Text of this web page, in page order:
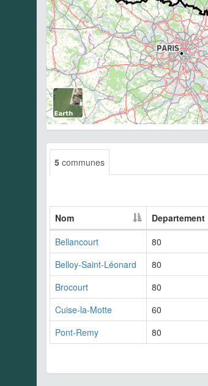
5 communes
Nom Departement
Bellancourt
80
Belloy-Saint-Léonard
80
Brocourt
80
Cuise-la-Motte
60
Pont-Remy
80